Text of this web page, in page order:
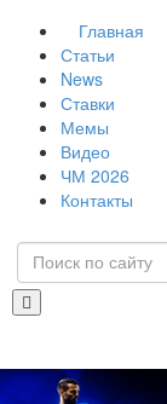
Главная
Статьи
News
Ставки
Мемы
Видео
ЧМ 2026
Контакты